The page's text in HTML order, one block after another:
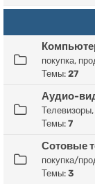
покупка,
Темы: 27
Аудио-
Темы: 7
Сотовые
покупка/
Темы: 3